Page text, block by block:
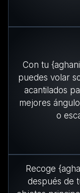
Con tu
puedes volar
acantilados
mejores
o
Recoge
después de